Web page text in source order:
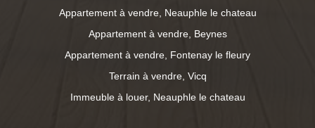
Appartement à vendre, Neauphle le chateau
Appartement à vendre, Beynes
Appartement à vendre, Fontenay le fleury
Terrain à vendre, Vicq
Immeuble à louer, Neauphle le chateau